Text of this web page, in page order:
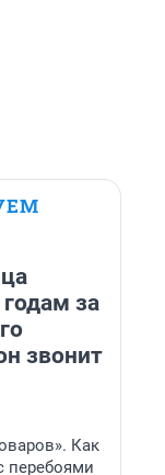
за
звонит
Как
перебоями